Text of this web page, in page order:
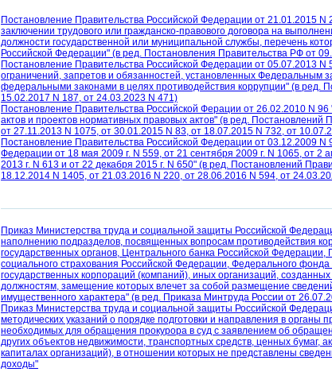
Постановление Правительства Российской Федерации от 21.01.2015
заключении трудового или гражданско-правового договора на
должности государственной или муниципальной службы, перечень
Российской Федерации" (в ред. Постановления Правительства РФ от
Постановление Правительства Российской Федерации от 05.07.2013
ограничений, запретов и обязанностей, установленных Федеральным
федеральными законами в целях противодействия коррупции" (в ред.
15.02.2017 N 187, от 24.03.2023 N 471)
Постановление Правительства Российской Ферации от 26.02.2010 N
актов и проектов нормативных правовых актов" (в ред.
от 27.11.2013 N 1075, от 30.01.2015 N 83, от 18.07.2015 N 732, от
Постановление Правительства Российской Федерации от 03.12.2009
Федерации от 18 мая 2009 г. N 559, от 21 сентября 2009 г. N 1065, от 2
2013 г. N 613 и от 22 декабря 2015 г. N 650" (в ред. Постановлений
18.12.2014 N 1405, от 21.03.2016 N 220, от 28.06.2016 N 594, от
Приказ Министерства труда и социальной защиты Российской
наполнению подразделов, посвященных вопросам противодействия
государственных органов, Центрального банка Российской
социального страхования Российской Федерации, Федерального
государственных корпораций (компаний), иных организаций,
должностям, замещение которых влечет за собой размещение
имущественного характера" (в ред. Приказа Минтруда России от
Приказ Министерства труда и социальной защиты Российской
методических указаний о порядке подготовки и направления в органы
необходимых для обращения прокурора в суд с заявлением об
других объектов недвижимости, транспортных средств, ценных бумаг,
капиталах организаций), в отношении которых не представлены
доходы"